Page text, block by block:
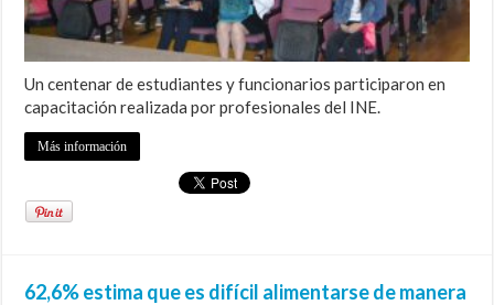
Un centenar de estudiantes y funcionarios participaron en
capacitación realizada por profesionales del INE.
Más información
62,6% estima que es difícil alimentarse de manera